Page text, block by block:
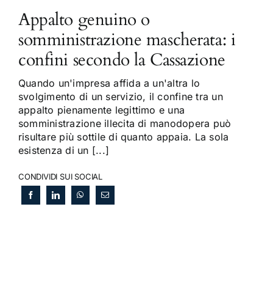
Appalto genuino o
somministrazione mascherata: i
confini secondo la Cassazione
Quando un'impresa affida a un'altra lo
svolgimento di un servizio, il confine tra un
appalto pienamente legittimo e una
somministrazione illecita di manodopera può
risultare più sottile di quanto appaia. La sola
esistenza di un [...]
CONDIVIDI SUI SOCIAL